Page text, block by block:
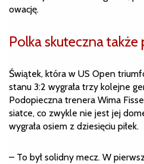
owację.
Polka skuteczna także
Świątek, która w US Open
stanu 3:2 wygrała trzy kolejne
Podopieczna trenera Wima
siatce, co zwykle nie jest jej
wygrała osiem z dziesięciu piłek.
– To był solidny mecz. W